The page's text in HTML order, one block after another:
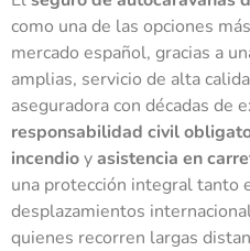
como una de las opciones
mercado español, gracias a
amplias, servicio de alta
aseguradora con décadas de
responsabilidad civil
incendioyasistencia en
una protección integral tanto
desplazamientos
quienes recorren largas